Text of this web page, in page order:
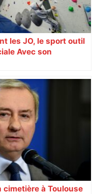
les JO, le sport outil
Avec son
ans des
à vocation sociale.
et à Tarbes, avec
dépasser le mur
quartiers populaires.
cimetière à Toulouse